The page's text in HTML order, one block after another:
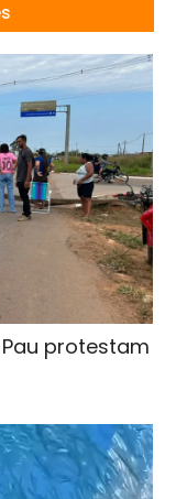
protestam